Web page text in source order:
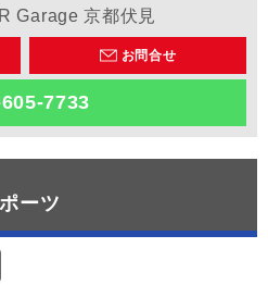
Garage 京都伏見
お問合せ
7733
ーツ